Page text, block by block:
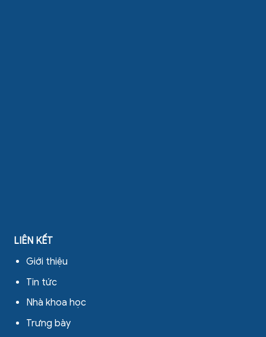
LIÊN KẾT
Giới thiệu
Tin tức
Nhà khoa học
Trưng bày